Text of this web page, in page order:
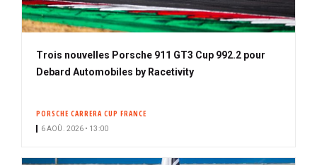
Trois nouvelles Porsche 911 GT3 Cup 992.2 pour
Debard Automobiles by Racetivity
PORSCHE CARRERA CUP FRANCE
6 AOÛ. 2026 • 13:00